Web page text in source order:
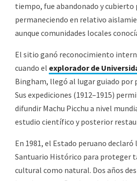
tiempo, fue abandonado y cubierto
permaneciendo en relativo
aunque comunidades locales
El sitio ganó reconocimiento
cuando el explorador de
Bingham, llegó al lugar guiado por
Sus expediciones (1912–1915)
difundir Machu Picchu a nivel
estudio científico y posterior
En 1981, el Estado peruano declaró
Santuario Histórico para proteger
cultural como natural. Dos años